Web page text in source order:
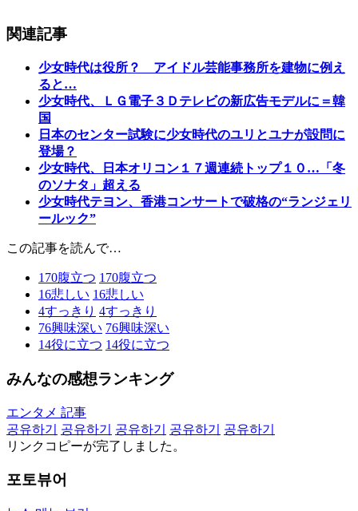
関連記事
少女時代は役所？ アイドル芸能事務所を建物に例え
ると…
少女時代、ＬＧ電子３Ｄテレビの新広告モデルに＝韓
国
日本のセンター試験に少女時代のユリとユナが設問に
登場？
少女時代、日本オリコン１７週連続トップ１０…「冬
のソナタ」超える
少女時代テヨン、香港コンサートで破格の“ランジェリ
ールック”
この記事を読んで…
170腹立つ 170腹立つ
16悲しい 16悲しい
4すっきり 4すっきり
76興味深い 76興味深い
14役に立つ 14役に立つ
みんなの感想ランキング
エンタメ 記事
공유하기
공유하기 공유하기 공유하기
공유하기
リンクコピーが完了しました。
포토뷰어